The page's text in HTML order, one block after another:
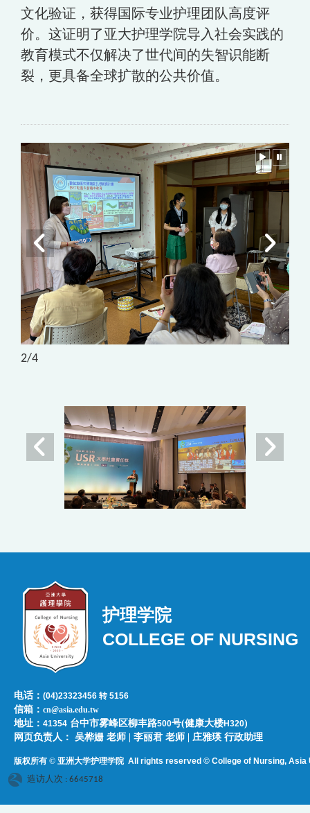
文化验证，获得国际专业护理团队高度评
价。这证明了亚大护理学院导入社会实践的
教育模式不仅解决了世代间的失智识能断
裂，更具备全球扩散的公共价值。
2/4
护理学院
COLLEGE OF NURSING
电话：(04)23323456 转 5156
信箱：cn@asia.edu.tw
地址：41354 台中市雾峰区柳丰路500号(健康大楼H320)
网页负责人：​​​ ​吴桦姗 老师 | 李丽君 老师 | 庄雅瑛 行政助理
版权所有 © 亚洲大学护理学院All rights reserved © College of Nursing, Asia
造访人次 : 6645718